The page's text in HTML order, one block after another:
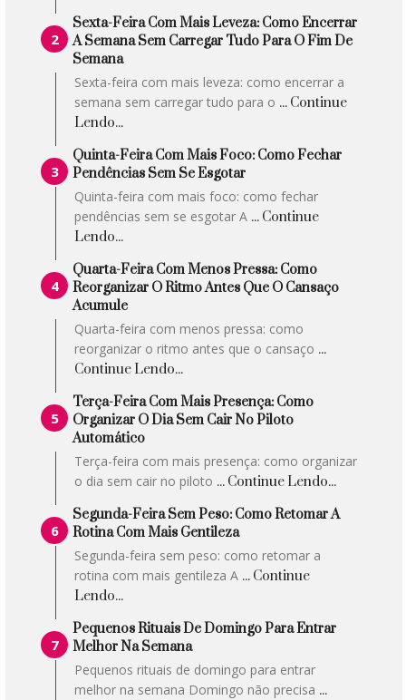
Sexta-Feira Com Mais Leveza: Como Encerrar
A Semana Sem Carregar Tudo Para O Fim De
Semana
Sexta-feira com mais leveza: como encerrar a
semana sem carregar tudo para o ... Continue
Lendo...
Quinta-Feira Com Mais Foco: Como Fechar
Pendências Sem Se Esgotar
Quinta-feira com mais foco: como fechar
pendências sem se esgotar A ... Continue
Lendo...
Quarta-Feira Com Menos Pressa: Como
Reorganizar O Ritmo Antes Que O Cansaço
Acumule
Quarta-feira com menos pressa: como
reorganizar o ritmo antes que o cansaço ...
Continue Lendo...
Terça-Feira Com Mais Presença: Como
Organizar O Dia Sem Cair No Piloto
Automático
Terça-feira com mais presença: como organizar
o dia sem cair no piloto ... Continue Lendo...
Segunda-Feira Sem Peso: Como Retomar A
Rotina Com Mais Gentileza
Segunda-feira sem peso: como retomar a
rotina com mais gentileza A ... Continue
Lendo...
Pequenos Rituais De Domingo Para Entrar
Melhor Na Semana
Pequenos rituais de domingo para entrar
melhor na semana Domingo não precisa ...